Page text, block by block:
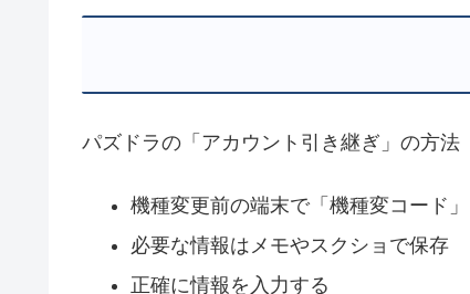
パズドラの「アカウント引き継ぎ」の方法
機種変更前の端末で「機種変コード
必要な情報はメモやスクショで保存
正確に情報を入力する